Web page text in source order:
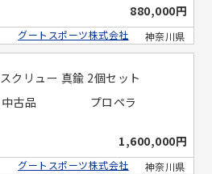
880,000円
神奈川県
グートスポーツ株式会社
スクリュー 真鍮 2個セット
中古品
プロペラ
1,600,000円
神奈川県
グートスポーツ株式会社